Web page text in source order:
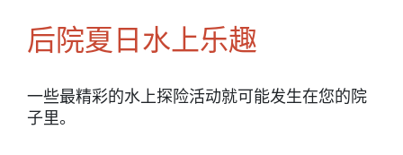
后院夏日水上乐趣
一些最精彩的水上探险活动就可能发生在您的院
子里。